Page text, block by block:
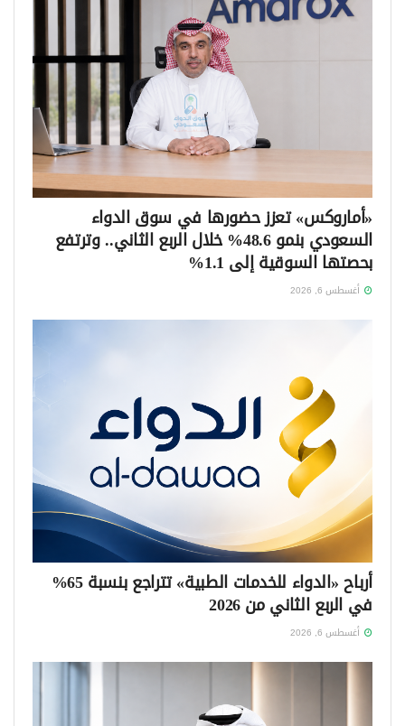
«أماروكس» تعزز حضورها في سوق الدواء
السعودي بنمو 48.6% خلال الربع الثاني.. وترتفع
بحصتها السوقية إلى 1.1%
أغسطس 6, 2026
أرباح «الدواء للخدمات الطبية» تتراجع بنسبة 65%
في الربع الثاني من 2026
أغسطس 6, 2026